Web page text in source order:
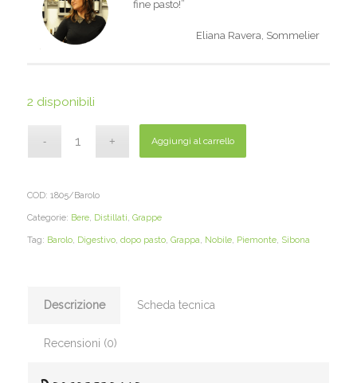
fine pasto!”
Eliana Ravera, Sommelier
2 disponibili
Aggiungi al carrello
COD: 1805/Barolo
Categorie: Bere, Distillati, Grappe
Tag: Barolo, Digestivo, dopo pasto, Grappa, Nobile, Piemonte, Sibona
Descrizione Scheda tecnica
Recensioni (0)